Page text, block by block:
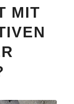
MIT